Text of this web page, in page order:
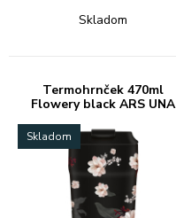
Skladom
Termohrnček 470ml
Flowery black ARS UNA
Skladom